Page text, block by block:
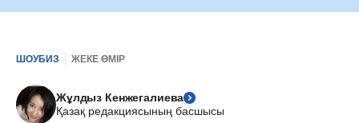
ШОУБИЗ ЖЕКЕ ӨМІР
Жұлдыз Кенжегалиева
Қазақ редакциясының басшысы